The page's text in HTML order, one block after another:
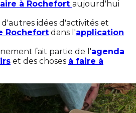
à Rochefort aujourd'hui
idées d'activités et
Rochefort dans l'application
fait partie de l'agenda
et des choses à faire à